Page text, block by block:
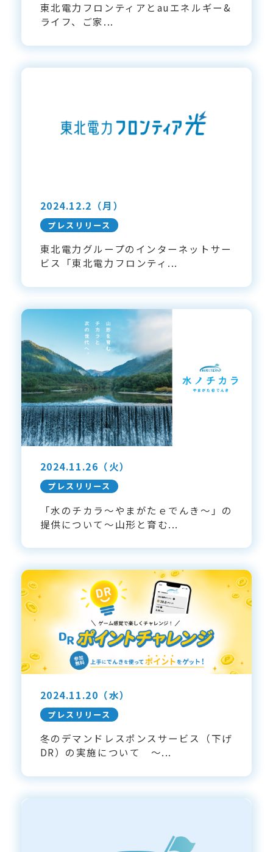
東北電力フロンティアとauエネルギー&
ライフ、ご家...
2024.12.2 （月）
プレスリリース
東北電力グループのインターネットサー
ビス「東北電力フロンティ...
2024.11.26 （火）
プレスリリース
「水のチカラ～やまがたｅでんき～」の
提供について～山形と育む...
2024.11.20 （水）
プレスリリース
冬のデマンドレスポンスサービス（下げ
DR）の実施について ～...